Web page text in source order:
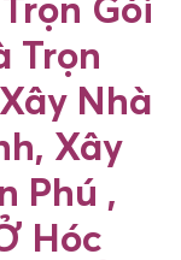
Gói
Trọn
Nhà
Xây
Phú ,
Hóc